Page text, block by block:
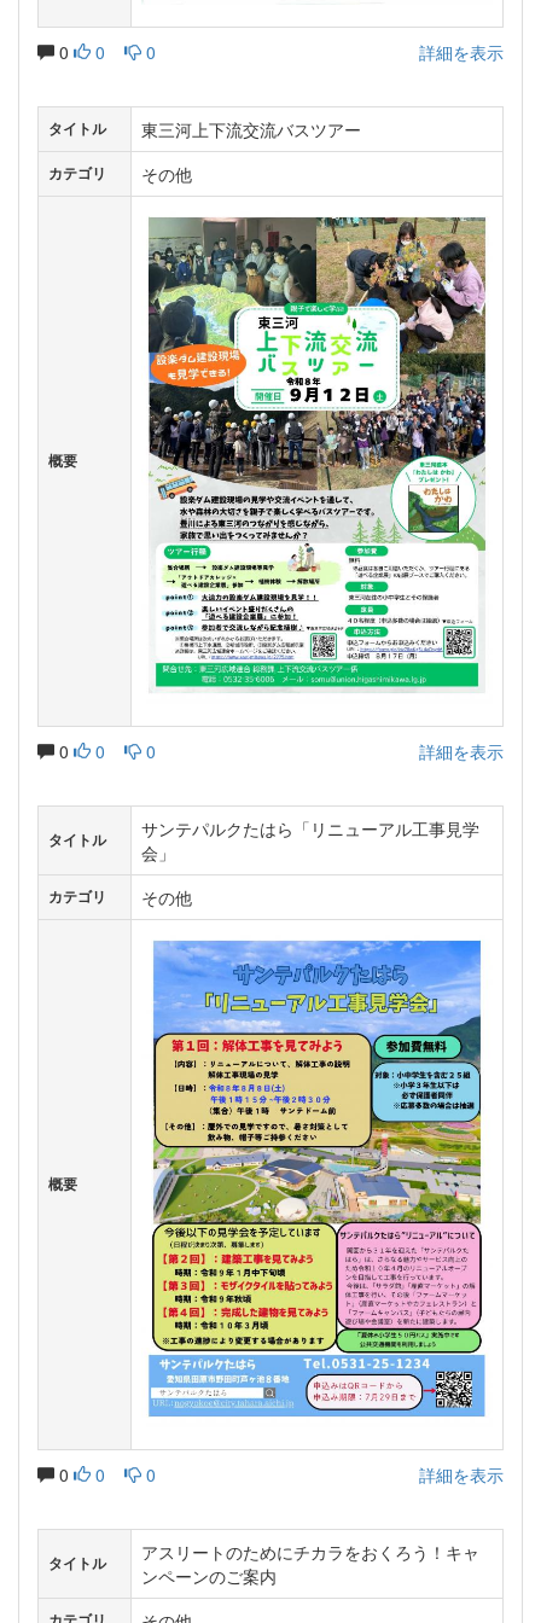
0 0 0 詳細を表示
タイトル 東三河上下流交流バスツアー
カテゴリ その他
概要
0 0 0 詳細を表示
タイトル
サンテパルクたはら「リニューアル工事見学
会」
カテゴリ その他
概要
0 0 0 詳細を表示
タイトル
アスリートのためにチカラをおくろう！キャ
ンペーンのご案内